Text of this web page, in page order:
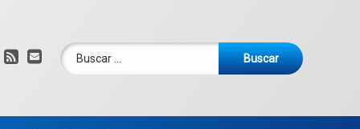
RSSCorreo electrónico
Buscar: